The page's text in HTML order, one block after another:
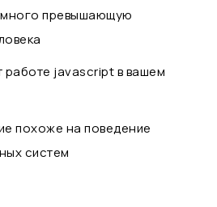
превышающую
работе javascript в вашем
похоже на поведение
систем